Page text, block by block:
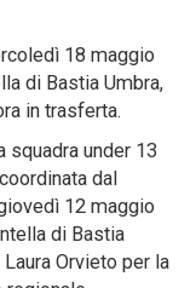
18 maggio
di Bastia Umbra,
in trasferta.
squadra under 13
dal
12 maggio
di Bastia
Orvieto per la